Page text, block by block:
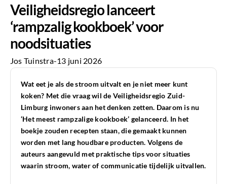
Veiligheidsregio lanceert
‘rampzalig kookboek’ voor
noodsituaties
Jos Tuinstra-13 juni 2026
Wat eet je als de stroom uitvalt en je niet meer kunt
koken? Met die vraag wil de Veiligheidsregio Zuid-
Limburg inwoners aan het denken zetten. Daarom is nu
‘Het meest rampzalige kookboek’ gelanceerd. In het
boekje zouden recepten staan, die gemaakt kunnen
worden met lang houdbare producten. Volgens de
auteurs aangevuld met praktische tips voor situaties
waarin stroom, water of communicatie tijdelijk uitvallen.